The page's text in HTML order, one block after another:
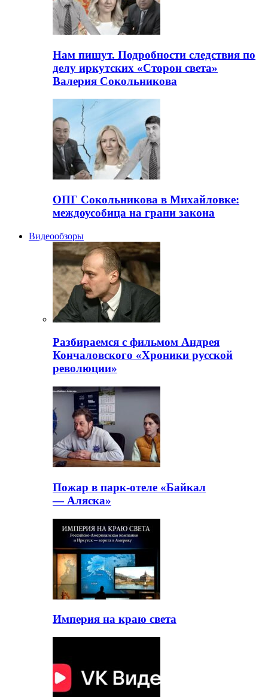
Нам пишут. Подробности следствия по
делу иркутских «Сторон света»
Валерия Сокольникова
ОПГ Сокольникова в Михайловке:
междоусобица на грани закона
Видеообзоры
Разбираемся с фильмом Андрея
Кончаловского «Хроники русской
революции»
Пожар в парк-отеле «Байкал
— Аляска»
Империя на краю света